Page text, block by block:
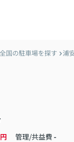
国の駐車場を探す 浦
管理/共益費 -